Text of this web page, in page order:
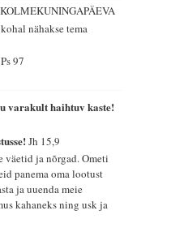
nähakse tema
97
varakult haihtuv kaste!
Jh 15,9
väetid ja nõrgad. Ometi
panema oma lootust
ja uuenda meie
kahaneks ning usk ja